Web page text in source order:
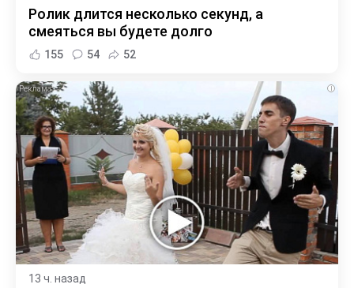
Ролик длится несколько секунд, а
смеяться вы будете долго
155 54 52
i
13 ч. назад